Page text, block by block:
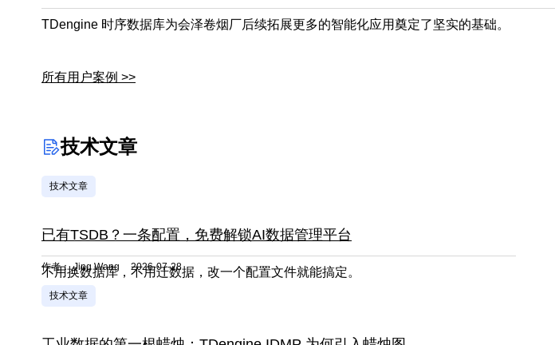
TDengine 时序数据库为会泽卷烟厂后续拓展更多的智能化应用奠定了坚实的基础。
所有用户案例 >>
技术文章
技术文章
已有TSDB？一条配置，免费解锁AI数据管理平台
作者： Jing Wang 2026-07-28
不用换数据库，不用迁数据，改一个配置文件就能搞定。
技术文章